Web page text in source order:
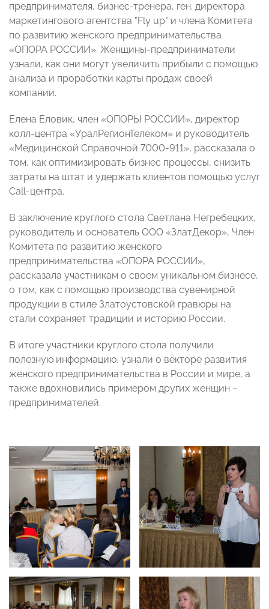
предпринимателя, бизнес-тренера, ген. директора
маркетингового агентства "Fly up" и члена Комитета
по развитию женского предпринимательства
«ОПОРА РОССИИ». Женщины-предприниматели
узнали, как они могут увеличить прибыли с помощью
анализа и проработки карты продаж своей
компании.
Елена Еловик, член «ОПОРЫ РОССИИ», директор
колл-центра «УралРегионТелеком» и руководитель
«Медицинской Справочной 7000-911», рассказала о
том, как оптимизировать бизнес процессы, снизить
затраты на штат и удержать клиентов помощью услуг
Call-центра.
В заключение круглого стола Светлана Негребецких,
руководитель и основатель ООО «ЗлатДекор», Член
Комитета по развитию женского
предпринимательства «ОПОРА РОССИИ»,
рассказала участникам о своем уникальном бизнесе,
о том, как с помощью производства сувенирной
продукции в стиле Златоустовской гравюры на
стали сохраняет традиции и историю России.
В итоге участники круглого стола получили
полезную информацию, узнали о векторе развития
женского предпринимательства в России и мире, а
также вдохновились примером других женщин –
предпринимателей.